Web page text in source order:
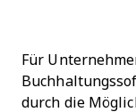
Für
durch die